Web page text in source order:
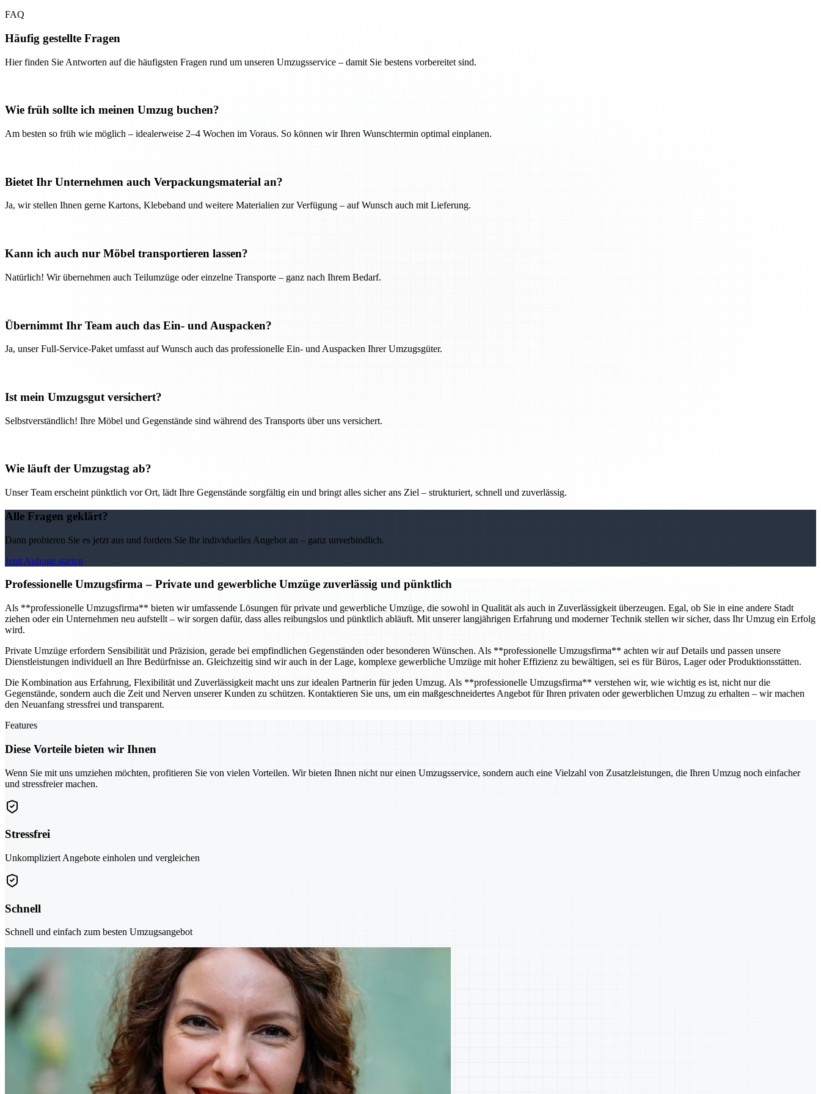
FAQ
Häufig gestellte Fragen
Hier finden Sie Antworten auf die häufigsten Fragen rund um unseren Umzugsservice – damit Sie bestens vorbereitet sind.
Wie früh sollte ich meinen Umzug buchen?
Am besten so früh wie möglich – idealerweise 2–4 Wochen im Voraus. So können wir Ihren Wunschtermin optimal einplanen.
Bietet Ihr Unternehmen auch Verpackungsmaterial an?
Ja, wir stellen Ihnen gerne Kartons, Klebeband und weitere Materialien zur Verfügung – auf Wunsch auch mit Lieferung.
Kann ich auch nur Möbel transportieren lassen?
Natürlich! Wir übernehmen auch Teilumzüge oder einzelne Transporte – ganz nach Ihrem Bedarf.
Übernimmt Ihr Team auch das Ein- und Auspacken?
Ja, unser Full-Service-Paket umfasst auf Wunsch auch das professionelle Ein- und Auspacken Ihrer Umzugsgüter.
Ist mein Umzugsgut versichert?
Selbstverständlich! Ihre Möbel und Gegenstände sind während des Transports über uns versichert.
Wie läuft der Umzugstag ab?
Unser Team erscheint pünktlich vor Ort, lädt Ihre Gegenstände sorgfältig ein und bringt alles sicher ans Ziel – strukturiert, schnell und zuverlässig.
Alle Fragen geklärt?
Dann probieren Sie es jetzt aus und fordern Sie Ihr individuelles Angebot an – ganz unverbindlich.
Jetzt Anfrage starten
Professionelle Umzugsfirma– Private und gewerbliche Umzüge zuverlässig und pünktlich
Als **professionelle Umzugsfirma** bieten wir umfassende Lösungen für private und gewerbliche Umzüge, die sowohl in Qualität als auch in Zuverlässigkeit überzeugen. Egal, ob Sie in eine andere Stadt
ziehen oder ein Unternehmen neu aufstellt – wir sorgen dafür, dass alles reibungslos und pünktlich abläuft. Mit unserer langjährigen Erfahrung und moderner Technik stellen wir sicher, dass Ihr Umzug ein Erfolg
wird.
Private Umzüge erfordern Sensibilität und Präzision, gerade bei empfindlichen Gegenständen oder besonderen Wünschen. Als **professionelle Umzugsfirma** achten wir auf Details und passen unsere
Dienstleistungen individuell an Ihre Bedürfnisse an. Gleichzeitig sind wir auch in der Lage, komplexe gewerbliche Umzüge mit hoher Effizienz zu bewältigen, sei es für Büros, Lager oder Produktionsstätten.
Die Kombination aus Erfahrung, Flexibilität und Zuverlässigkeit macht uns zur idealen Partnerin für jeden Umzug. Als **professionelle Umzugsfirma** verstehen wir, wie wichtig es ist, nicht nur die
Gegenstände, sondern auch die Zeit und Nerven unserer Kunden zu schützen. Kontaktieren Sie uns, um ein maßgeschneidertes Angebot für Ihren privaten oder gewerblichen Umzug zu erhalten – wir machen
den Neuanfang stressfrei und transparent.
Features
Diese Vorteile bieten wir Ihnen
Wenn Sie mit uns umziehen möchten, profitieren Sie von vielen Vorteilen. Wir bieten Ihnen nicht nur einen Umzugsservice, sondern auch eine Vielzahl von Zusatzleistungen, die Ihren Umzug noch einfacher
und stressfreier machen.
Stressfrei
Unkompliziert Angebote einholen und vergleichen
Schnell
Schnell und einfach zum besten Umzugsangebot